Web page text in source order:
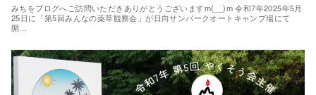
みちをブログへご訪問いただきありがとうございますm(__)m 令和7年2025年5月
25日に「第5回みんなの薬草観察会」が日向サンパークオートキャンプ場にて
開…